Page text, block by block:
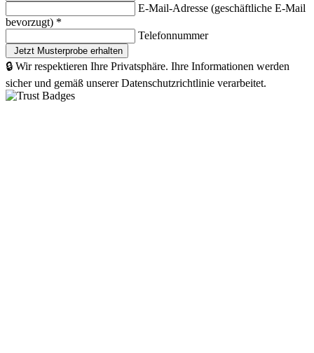
E-Mail-Adresse (geschäftliche E-Mail
bevorzugt) *
Telefonnummer
🔒 Wir respektieren Ihre Privatsphäre. Ihre Informationen werden
sicher und gemäß unserer Datenschutzrichtlinie verarbeitet.